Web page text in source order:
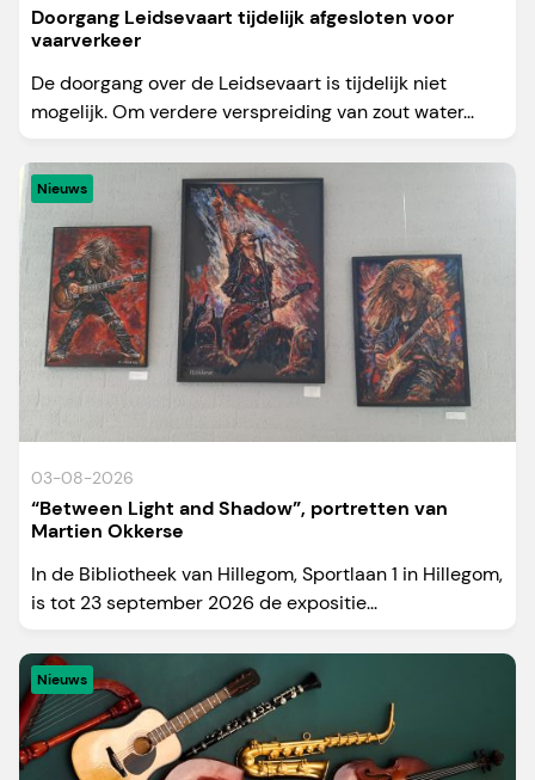
Doorgang Leidsevaart tijdelijk afgesloten voor
vaarverkeer
De doorgang over de Leidsevaart is tijdelijk niet
mogelijk. Om verdere verspreiding van zout water...
Nieuws
03-08-2026
“Between Light and Shadow”, portretten van
Martien Okkerse
In de Bibliotheek van Hillegom, Sportlaan 1 in Hillegom,
is tot 23 september 2026 de expositie...
Nieuws